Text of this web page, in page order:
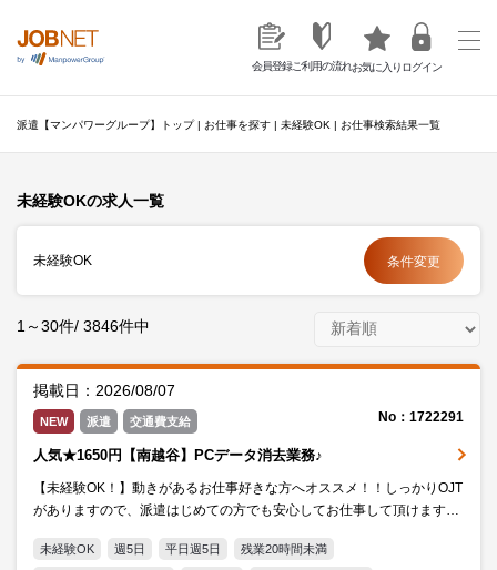
会員登録ご利用の流れお気に入りログイン
派遣【マンパワーグループ】トップ| お仕事を探す | 未経験OK | お仕事検索結果一覧
未経験OKの求人一覧
未経験OK 条件変更
1～30件/ 3846件中
掲載日：2026/08/07
NEW 派遣 交通費支給 No：1722291
人気★1650円【南越谷】PCデータ消去業務♪
【未経験OK！】動きがあるお仕事好きな方へオススメ！！しっかりOJT
がありますので、派遣はじめての方でも安心してお仕事して頂けます！
未経験OK 週5日 平日週5日 残業20時間未満